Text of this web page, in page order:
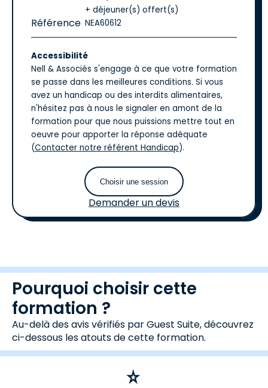
+ déjeuner(s) offert(s)
Référence NEA60612
Accessibilité
Nell & Associés s'engage à ce que votre formation
se passe dans les meilleures conditions. Si vous
avez un handicap ou des interdits alimentaires,
n'hésitez pas à nous le signaler en amont de la
formation pour que nous puissions mettre tout en
oeuvre pour apporter la réponse adéquate
(Contacter notre référent Handicap).
Choisir une session
Demander un devis
Pourquoi choisir cette
formation ?
Au-delà des avis vérifiés par Guest Suite, découvrez
ci-dessous les atouts de cette formation.